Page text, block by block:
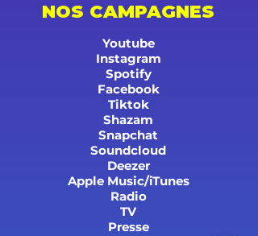
NOS CAMPAGNES
Youtube
Instagram
Spotify
Facebook
Tiktok
Shazam
Snapchat
Soundcloud
Deezer
Apple Music/iTunes
Radio
TV
Presse